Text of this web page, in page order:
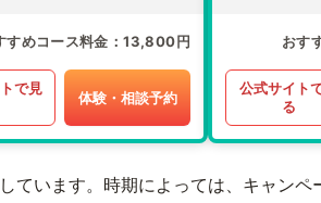
すめコース料金 13,800円
で見
体験・相談予約
おす
公式サイト
る
ています。時期によっては、キャンペ